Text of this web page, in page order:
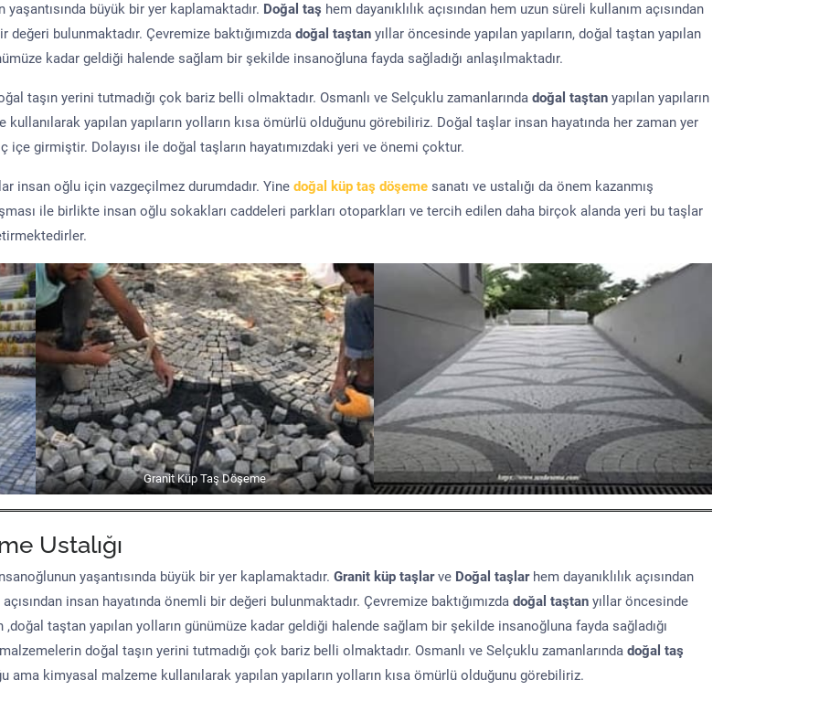
büyük bir yer kaplamaktadır. Doğal taş hem dayanıklılık açısından hem uzun süreli kullanım açısından
değeri bulunmaktadır. Çevremize baktığımızda doğal taştan yıllar öncesinde yapılan yapıların, doğal taştan yapılan
kadar geldiği halende sağlam bir şekilde insanoğluna fayda sağladığı anlaşılmaktadır.
taşın yerini tutmadığı çok bariz belli olmaktadır. Osmanlı ve Selçuklu zamanlarında doğal taştan yapılan yapıların
yapılan yapıların yolların kısa ömürlü olduğunu görebiliriz. Doğal taşlar insan hayatında her zaman yer
girmiştir. Dolayısı ile doğal taşların hayatımızdaki yeri ve önemi çoktur.
insan oğlu için vazgeçilmez durumdadır. Yine doğal küp taş döşeme sanatı ve ustalığı da önem kazanmış
ile birlikte insan oğlu sokakları caddeleri parkları otoparkları ve tercih edilen daha birçok alanda yeri bu taşlar
Granit Küp Taş Döşeme
Ustalığı
yaşantısında büyük bir yer kaplamaktadır. Granit küp taşlarve Doğal taşlar hem dayanıklılık açısından
insan hayatında önemli bir değeri bulunmaktadır. Çevremize baktığımızda doğal taştan yıllar öncesinde
,doğal taştan yapılan yolların günümüze kadar geldiği halende sağlam bir şekilde insanoğluna fayda sağladığı
doğal taşın yerini tutmadığı çok bariz belli olmaktadır. Osmanlı ve Selçuklu zamanlarında doğal taş
ama kimyasal malzeme kullanılarak yapılan yapıların yolların kısa ömürlü olduğunu görebiliriz.